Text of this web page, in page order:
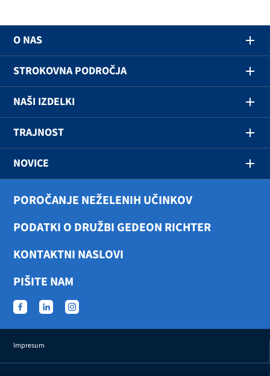
O NAS
STROKOVNA PODROČJA
NAŠI IZDELKI
TRAJNOST
NOVICE
POROČANJE NEŽELENIH UČINKOV
PODATKI O DRUŽBI GEDEON RICHTER
KONTAKTNI NASLOVI
PIŠITE NAM
Impresum